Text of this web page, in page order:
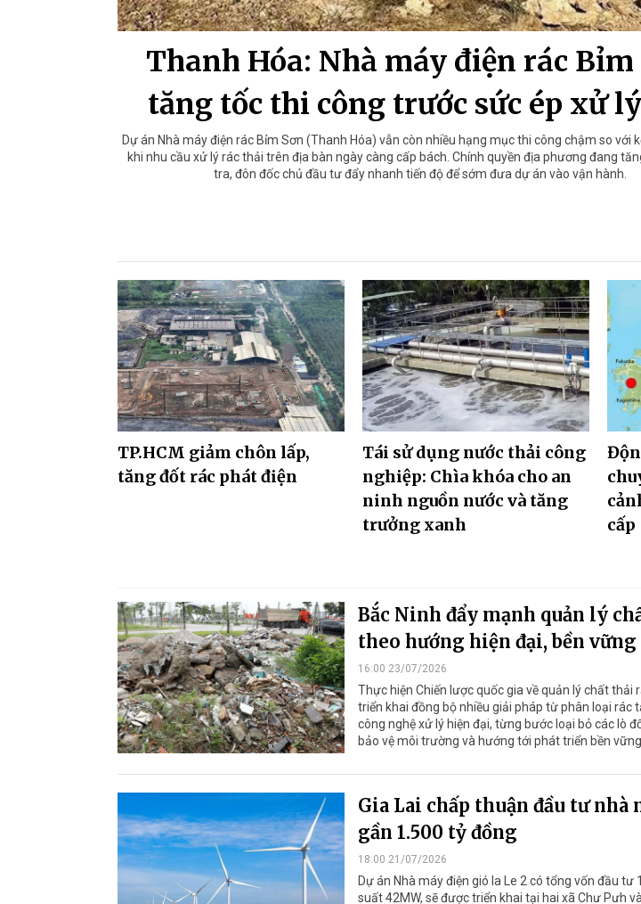
Thanh Hóa: Nhà máy điện rác Bỉm
tăng tốc thi công trước sức ép xử
Dự án Nhà máy điện rác Bỉm Sơn (Thanh Hóa) vẫn còn nhiều hạng mục thi công chậm so với
khi nhu cầu xử lý rác thải trên địa bàn ngày càng cấp bách. Chính quyền địa phương đang
tra, đôn đốc chủ đầu tư đẩy nhanh tiến độ để sớm đưa dự án vào vận hành.
TP.HCM giảm chôn lấp,
tăng đốt rác phát điện
Tái sử dụng nước thải công
nghiệp: Chìa khóa cho an
ninh nguồn nước và tăng
trưởng xanh
cấp
Bắc Ninh đẩy mạnh quản lý
theo hướng hiện đại, bền vững
16:00 23/07/2026
Thực hiện Chiến lược quốc gia về quản lý chất thải
triển khai đồng bộ nhiều giải pháp từ phân loại rác
công nghệ xử lý hiện đại, từng bước loại bỏ các lò
bảo vệ môi trường và hướng tới phát triển bền vững.
Gia Lai chấp thuận đầu tư nhà
gần 1.500 tỷ đồng
18:00 21/07/2026
Dự án Nhà máy điện gió Ia Le 2 có tổng vốn đầu tư
suất 42MW, sẽ được triển khai tại hai xã Chư Pưh